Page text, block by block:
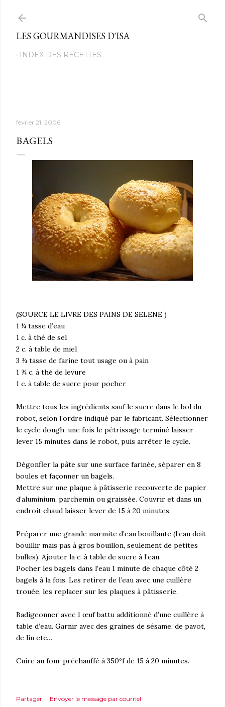
LES GOURMANDISES D'ISA
INDEX DES RECETTES
février 21, 2006
BAGELS
(SOURCE LE LIVRE DES PAINS DE SELENE )
1 ¼ tasse d’eau
1 c. à thé de sel
2 c. à table de miel
3 ¾ tasse de farine tout usage ou à pain
1 ¾ c. à thé de levure
1 c. à table de sucre pour pocher
Mettre tous les ingrédients sauf le sucre dans le bol du
robot, selon l’ordre indiqué par le fabricant. Sélectionner
le cycle dough, une fois le pétrissage terminé laisser
lever 15 minutes dans le robot, puis arrêter le cycle.
Dégonfler la pâte sur une surface farinée, séparer en 8
boules et façonner un bagels.
Mettre sur une plaque à pâtisserie recouverte de papier
d’aluminium, parchemin ou graissée. Couvrir et dans un
endroit chaud laisser lever de 15 à 20 minutes.
Préparer une grande marmite d’eau bouillante (l’eau doit
bouillir mais pas à gros bouillon, seulement de petites
bulles). Ajouter la c. à table de sucre à l’eau.
Pocher les bagels dans l’eau 1 minute de chaque côté 2
bagels à la fois. Les retirer de l’eau avec une cuillère
trouée, les replacer sur les plaques à pâtisserie.
Badigeonner avec 1 œuf battu additionné d’une cuillère à
table d’eau. Garnir avec des graines de sésame, de pavot,
de lin etc…
Cuire au four préchauffé à 350ºf de 15 à 20 minutes.
Partager Envoyer le message par courriel